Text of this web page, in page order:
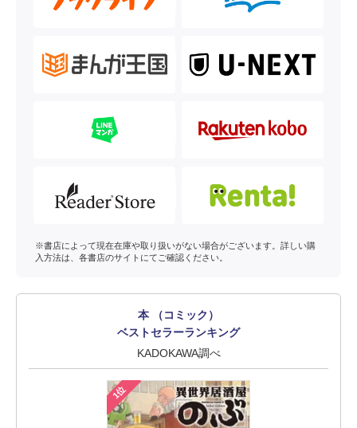
※書店によって現在在庫や取り扱いがない場合がございます。詳しい購
入方法は、各書店のサイトにてご確認ください。
本 （コミック）
ベストセラーランキング
KADOKAWA調べ
1位